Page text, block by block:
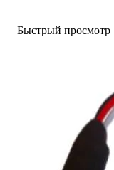
Быстрый просмотр